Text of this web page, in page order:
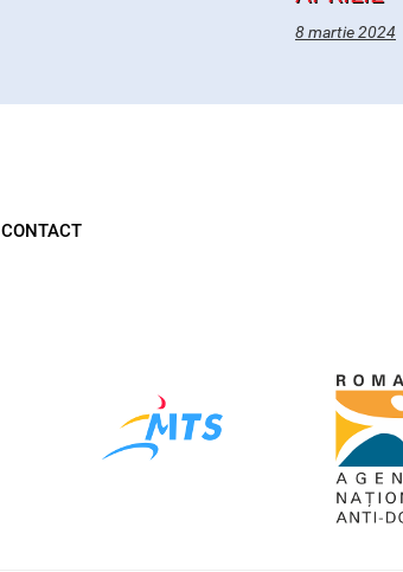
8 martie 2024
CONTACT